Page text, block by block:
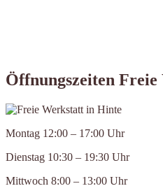
Öffnungszeiten
Montag 12:00 – 17:00 Uhr
Dienstag 10:30 – 19:30 Uhr
Mittwoch 8:00 – 13:00 Uhr